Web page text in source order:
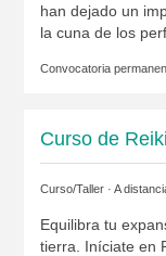
han dejado un
la cuna de los
Convocatoria
Curso de
Curso/Taller · A
Equilibra tu
tierra. Iníciate en